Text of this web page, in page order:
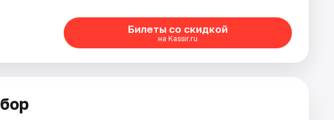
Билеты со скидкой
на Kassir.ru